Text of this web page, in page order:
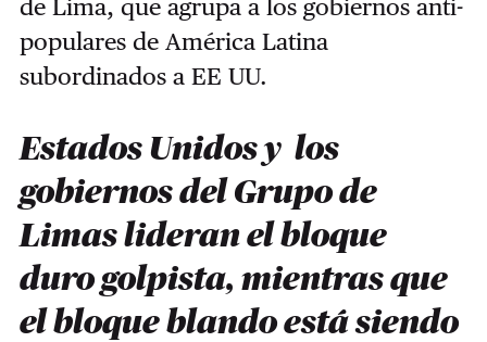
de Lima, que agrupa a los gobiernos anti-
populares de América Latina
subordinados a EE UU.
Estados Unidos y los
gobiernos del Grupo de
Limas lideran el bloque
duro golpista, mientras que
el bloque blando está siendo